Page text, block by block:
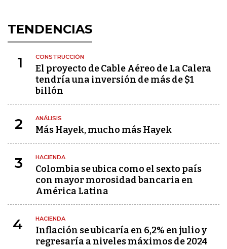
TENDENCIAS
1 CONSTRUCCIÓN
El proyecto de Cable Aéreo de La Calera
tendría una inversión de más de $1
billón
2 ANÁLISIS
Más Hayek, mucho más Hayek
3 HACIENDA
Colombia se ubica como el sexto país
con mayor morosidad bancaria en
América Latina
4 HACIENDA
Inflación se ubicaría en 6,2% en julio y
regresaría a niveles máximos de 2024